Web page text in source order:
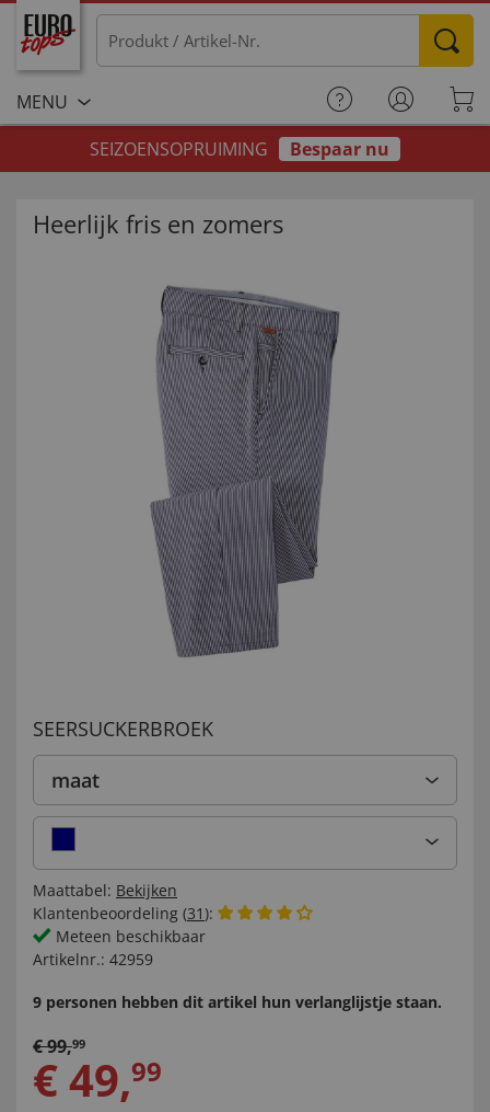
MENU
SEIZOENSOPRUIMING
Bespaar nu
Heerlijk fris en zomers
SEERSUCKERBROEK
maat
Maattabel: Bekijken
Klantenbeoordeling (31):
Meteen beschikbaar
Artikelnr.: 42959
9 personen hebben dit artikel hun verlanglijstje staan.
€99,99
€49,99